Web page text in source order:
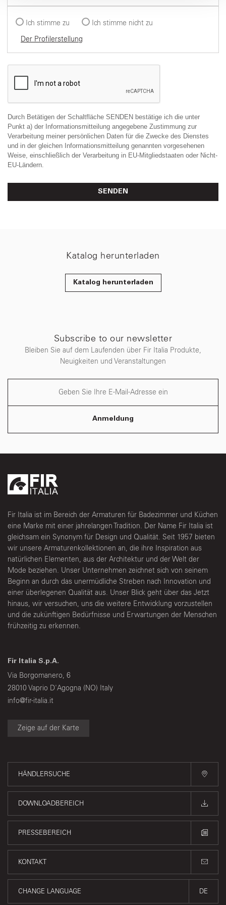
raccolto dal suo utilizzo dei loro servizi.
Ich stimme zu
Ich stimme nicht zu
Der Profilerstellung
Durch Betätigen der Schaltfläche SENDEN bestätige ich die unter
Punkt a) der Informationsmitteilung angegebene Zustimmung zur
Verarbeitung meiner persönlichen Daten für die Zwecke des Dienstes
und in der gleichen Informationsmitteilung genannten vorgesehenen
Weise, einschließlich der Verarbeitung in EU-Mitgliedstaaten oder Nicht-
EU-Ländern.
SENDEN
Katalog herunterladen
Katalog herunterladen
Subscribe to our newsletter
Bleiben Sie auf dem Laufenden über Fir Italia Produkte,
Neuigkeiten und Veranstaltungen
Anmeldung
Fir Italia ist im Bereich der Armaturen für Badezimmer und Küchen
eine Marke mit einer jahrelangen Tradition. Der Name Fir Italia ist
gleichsam ein Synonym für Design und Qualität. Seit 1957 bieten
wir unsere Armaturenkollektionen an, die ihre Inspiration aus
natürlichen Elementen, aus der Architektur und der Welt der
Mode beziehen. Unser Unternehmen zeichnet sich von seinem
Beginn an durch das unermüdliche Streben nach Innovation und
einer überlegenen Qualität aus. Unser Blick geht über das Jetzt
hinaus, wir versuchen, uns die weitere Entwicklung vorzustellen
und die zukünftigen Bedürfnisse und Erwartungen der Menschen
frühzeitig zu erkennen.
Fir Italia S.p.A.
Via Borgomanero, 6
28010 Vaprio D'Agogna (NO) Italy
info@fir-italia.it
Zeige auf der Karte
HÄNDLERSUCHE
DOWNLOADBEREICH
PRESSEBEREICH
KONTAKT
CHANGE LANGUAGE DE